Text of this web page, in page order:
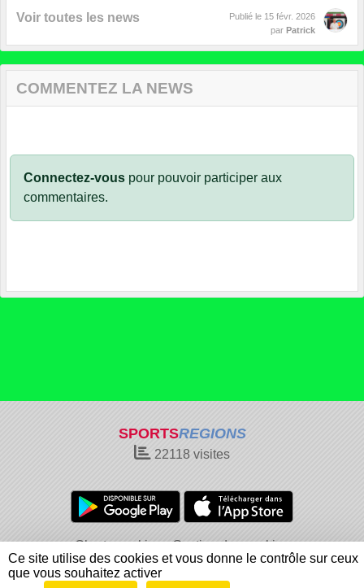
Voir toutes les news Publié le 15 févr. 2026
par Patrick
COMMENTEZ LA NEWS
Connectez-vous pour pouvoir participer aux
commentaires.
SPORTSREGIONS
22118 visites
Charte cookies
Gestion des cookies
Informations légales
Signaler un contenu inapproprié
Ce site utilise des cookies et vous donne le contrôle sur ceux
que vous souhaitez activer